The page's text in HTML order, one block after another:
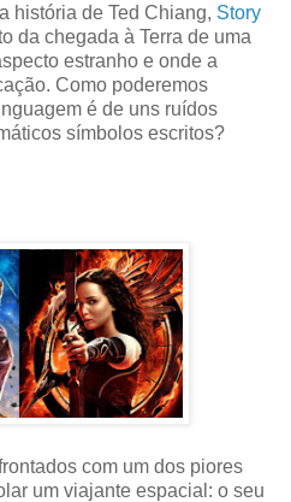
história de Ted Chiang, Story
da chegada à Terra de uma
estranho e onde a
Como poderemos
é de uns ruídos
símbolos escritos?
com um dos piores
um viajante espacial: o seu